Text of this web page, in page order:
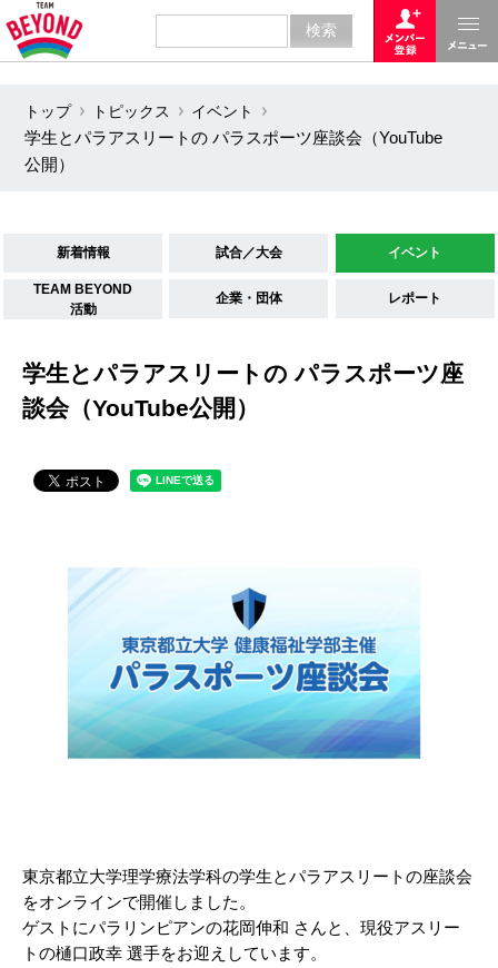
トップ トピックス
イベント
学生とパラアスリートの パラスポーツ座談会（YouTube
公開）
新着情報 試合／大会 イベント
TEAM BEYOND
活動
企業・団体 レポート
学生とパラアスリートの パラスポーツ座
談会（YouTube公開）
東京都立大学理学療法学科の学生とパラアスリートの座談会
をオンラインで開催しました。
ゲストにパラリンピアンの花岡伸和 さんと、現役アスリー
トの樋口政幸 選手をお迎えしています。